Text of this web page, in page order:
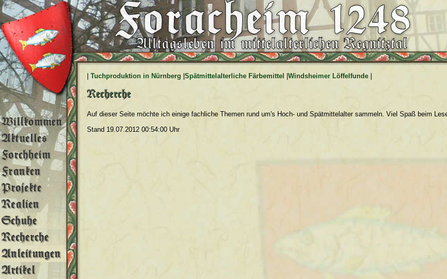
|Tuchproduktion in Nürnberg |Spätmittelalterliche Färbemittel |Windsheimer Löffelfunde
Auf dieser Seite möchte ich einige fachliche Themen rund um's Hoch- und Spätmittelalter sammeln. Viel Spaß beim
Stand 19.07.2012 00:54:00 Uhr